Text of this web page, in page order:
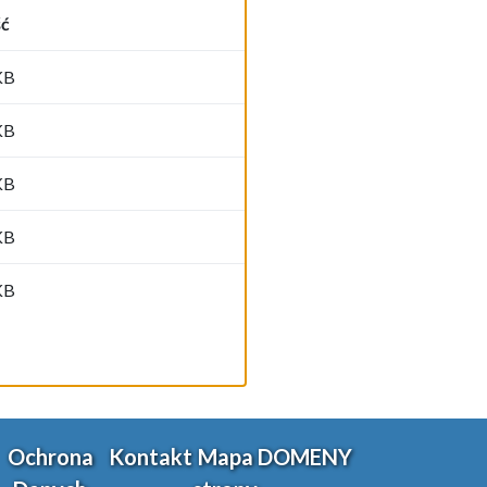
Ochrona
Kontakt MapaDOMENY